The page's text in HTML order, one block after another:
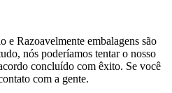
e Razoavelmente embalagens são
nós poderíamos tentar o nosso
concluído com êxito. Se você
com a gente.